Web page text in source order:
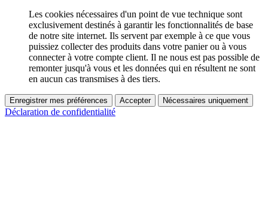
Les cookies nécessaires d'un point de vue technique sont
exclusivement destinés à garantir les fonctionnalités de base
de notre site internet. Ils servent par exemple à ce que vous
puissiez collecter des produits dans votre panier ou à vous
connecter à votre compte client. Il ne nous est pas possible de
remonter jusqu'à vous et les données qui en résultent ne sont
en aucun cas transmises à des tiers.
Enregistrer mes préférences Accepter Nécessaires uniquement
Déclaration de confidentialité